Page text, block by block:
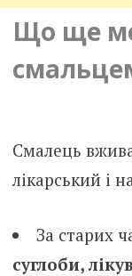
Що ще
Смалець
лікарський і
За старих
суглоби,